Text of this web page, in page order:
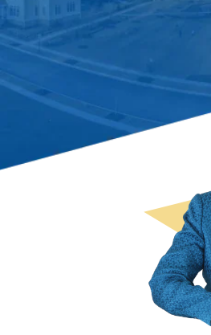
出版書籍86冊：累計80
不動産売却の
スペシャリスト